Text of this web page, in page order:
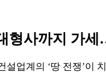
형사까지 가
업계의 ‘땅 전쟁’이